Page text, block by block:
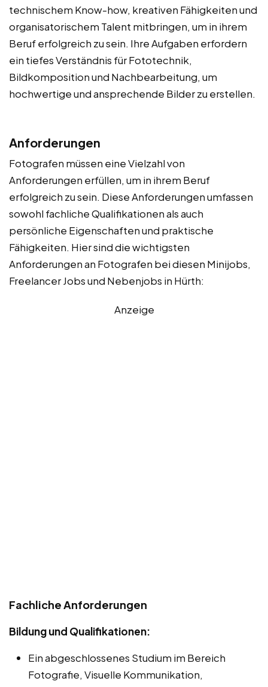
technischem Know-how, kreativen Fähigkeiten und
organisatorischem Talent mitbringen, um in ihrem
Beruf erfolgreich zu sein. Ihre Aufgaben erfordern
ein tiefes Verständnis für Fototechnik,
Bildkomposition und Nachbearbeitung, um
hochwertige und ansprechende Bilder zu erstellen.
Anforderungen
Fotografen müssen eine Vielzahl von
Anforderungen erfüllen, um in ihrem Beruf
erfolgreich zu sein. Diese Anforderungen umfassen
sowohl fachliche Qualifikationen als auch
persönliche Eigenschaften und praktische
Fähigkeiten. Hier sind die wichtigsten
Anforderungen an Fotografen bei diesen Minijobs,
Freelancer Jobs und Nebenjobs in Hürth:
Anzeige
Fachliche Anforderungen
Bildung und Qualifikationen:
Ein abgeschlossenes Studium im Bereich
Fotografie, Visuelle Kommunikation,